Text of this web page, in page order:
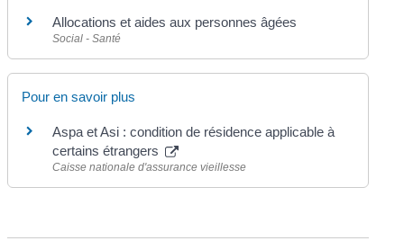
Allocations et aides aux personnes âgées
Social - Santé
Pour en savoir plus
Aspa et Asi : condition de résidence applicable à
certains étrangers
Caisse nationale d'assurance vieillesse